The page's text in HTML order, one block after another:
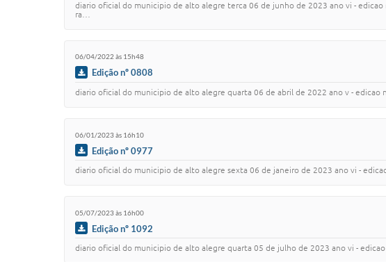
diario oficial do municipio de alto alegre terca 06 de junho de 2023 ano vi -
ra…
06/04/2022 às 15h48
Edição nº 0808
diario oficial do municipio de alto alegre quarta 06 de abril de 2022 ano v - edicao
06/01/2023 às 16h10
Edição nº 0977
diario oficial do municipio de alto alegre sexta 06 de janeiro de 2023 ano vi -
05/07/2023 às 16h00
Edição nº 1092
diario oficial do municipio de alto alegre quarta 05 de julho de 2023 ano vi -